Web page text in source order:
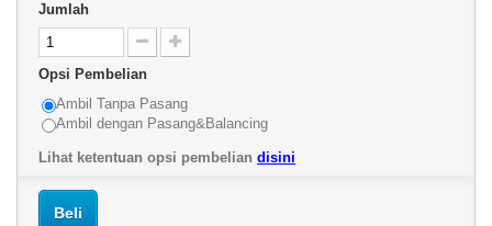
Jumlah
Opsi Pembelian
Ambil Tanpa Pasang
Ambil dengan Pasang&Balancing
Lihat ketentuan opsi pembelian disini
Beli